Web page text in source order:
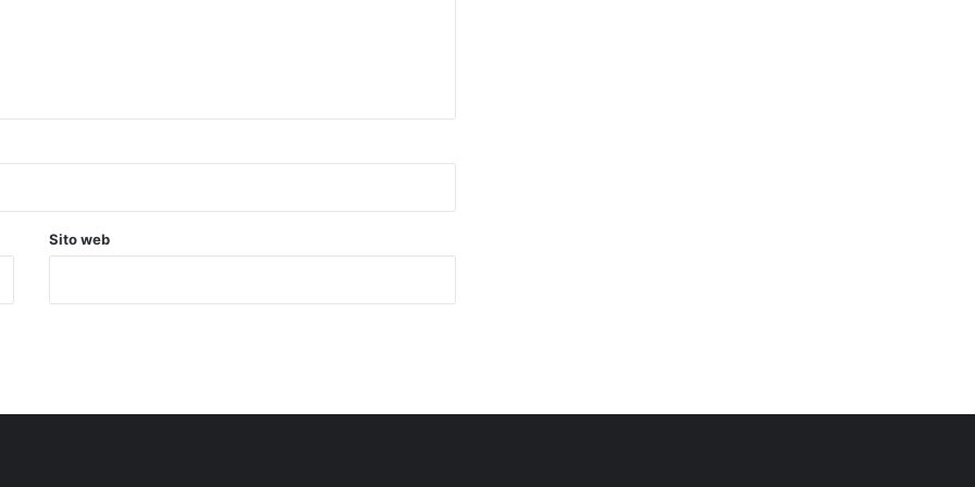
Sito web